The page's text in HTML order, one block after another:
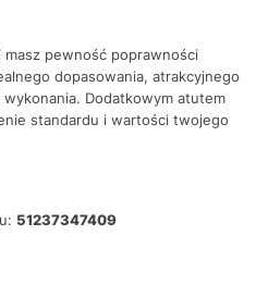
masz pewność poprawności
dopasowania, atrakcyjnego
Dodatkowym atutem
standardu i wartości twojego
51237347409